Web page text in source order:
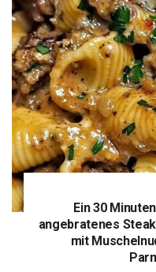
Ein 30
angebratenes
mit